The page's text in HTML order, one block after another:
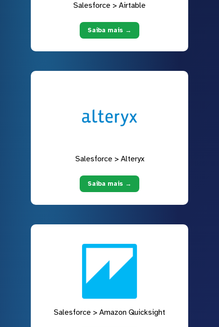
Salesforce > Airtable
Saiba mais →
Salesforce > Alteryx
Saiba mais →
Salesforce > Amazon Quicksight